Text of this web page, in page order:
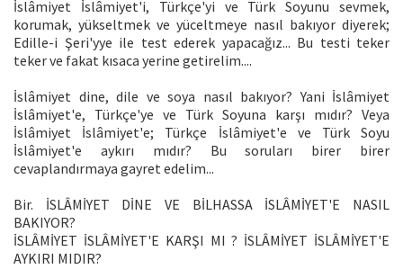
İslâmiyet İslâmiyet'i, Türkçe'yi ve Türk Soyunu sevmek,
korumak, yükseltmek ve yüceltmeye nasıl bakıyor diyerek;
Edille-i Şeri'yye ile test ederek yapacağız... Bu testi teker
teker ve fakat kısaca yerine getirelim....
İslâmiyet dine, dile ve soya nasıl bakıyor? Yani İslâmiyet
İslâmiyet'e, Türkçe'ye ve Türk Soyuna karşı mıdır? Veya
İslâmiyet İslâmiyet'e; Türkçe İslâmiyet'e ve Türk Soyu
İslâmiyet'e aykırı mıdır? Bu soruları birer birer
cevaplandırmaya gayret edelim...
Bir. İSLÂMİYET DİNE VE BİLHASSA İSLÂMİYET'E NASIL
BAKIYOR?
İSLÂMİYET İSLÂMİYET'E KARŞI MI ? İSLÂMİYET İSLÂMİYET'E
AYKIRI MIDIR?